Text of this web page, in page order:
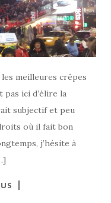
meilleures crêpes
pas ici d’élire la
subjectif et peu
où il fait bon
j’hésite à